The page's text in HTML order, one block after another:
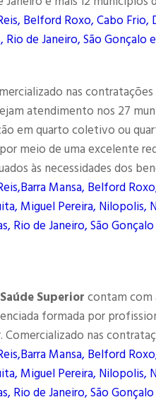
Belford Roxo, Cabo
Rio de Janeiro, São Gonçalo
nas
atendimento nos 27
em quarto coletivo ou
meio de uma excelente
às necessidades dos
Mansa, Belford
Miguel Pereira, Nilopolis,
Rio de Janeiro, São
Superior contam com
formada por
nas
Mansa, Belford
Miguel Pereira, Nilopolis,
Rio de Janeiro, São